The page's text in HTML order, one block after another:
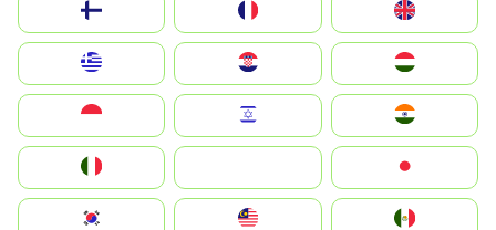
United Kingdom
Magyarország
South Korea